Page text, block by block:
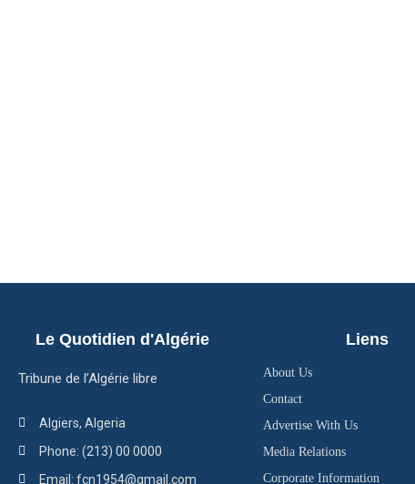
Le Quotidien d'Algérie
Tribune de l’Algérie libre
Algiers, Algeria
Phone: (213) 00 0000
Email: fcn1954@gmail.com
Liens
About Us
Contact
Advertise With Us
Media Relations
Corporate Information